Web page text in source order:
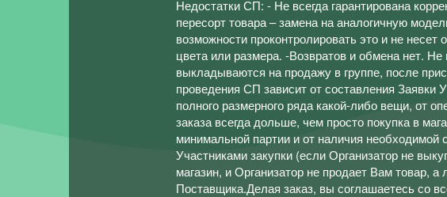
Недостатки СП: - Не всегда гарантирована
пересорт товара – замена на аналогичную
возможности проконтролировать это и не несет
цвета или размера. -Возвратов и обмена нет.
выкладываются на продажу в группе, после
проведения СП зависит от составления
полного размерного ряда какой-либо вещи, от
заказа всегда дольше, чем просто покупка в
минимальной партии и от наличия
Участниками закупки (если Организатор не
магазин, и Организатор не продает Вам товар,
Поставщика.Делая заказ, вы соглашаетесь со